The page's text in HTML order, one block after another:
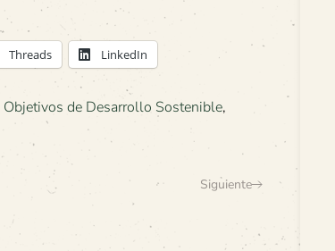
Threads LinkedIn
Objetivos de Desarrollo Sostenible,
Siguiente